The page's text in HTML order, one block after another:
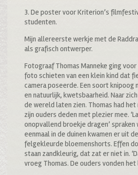
3. De poster voor Kriterion’s
studenten.
Mijn allereerste werkje met de
als grafisch ontwerper.
Fotograaf Thomas Manneke ging
foto schieten van een klein kind dat
camera poseerde. Een soort knipoog
en natuurlijk, kwetsbaarheid. Naar
de wereld laten zien. Thomas had
zijn ouders deden met plezier mee.
onopvallend broekje dragen’ spraken
eenmaal in de duinen kwamen er uit
felgekleurde bloemenshorts. Effen
staan zandkleurig, dat zat er niet in.
vroeg Thomas. De ouders vonden het